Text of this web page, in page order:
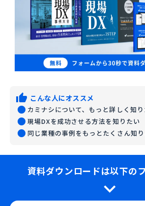
thumb_up こんな人にオススメ
fiber_manual_record カミナシについて、もっと詳しく知り
fiber_manual_record 現場DXを成功させる方法を知りたい
fiber_manual_record 同じ業種の事例をもっとたくさん知
資料ダウンロードは以下の
expand_more